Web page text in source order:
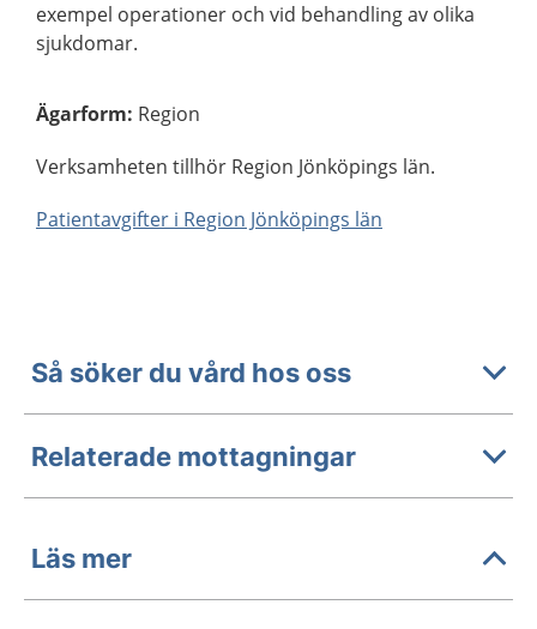
exempel operationer och vid behandling av olika
sjukdomar.
Ägarform: Region
Verksamheten tillhör Region Jönköpings län.
Patientavgifter i Region Jönköpings län
Så söker du vård hos oss
Relaterade mottagningar
Läs mer